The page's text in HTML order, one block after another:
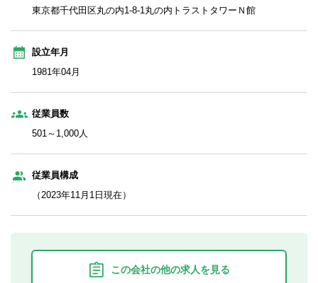
東京都千代田区丸の内1-8-1丸の内トラストタワーＮ館
設立年月
1981年04月
従業員数
501～1,000人
従業員構成
（2023年11月1日現在）
この会社の他の求人を見る